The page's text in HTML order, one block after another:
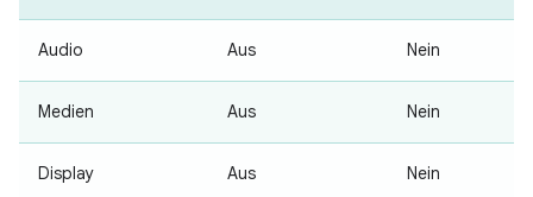
Audio Aus Nein
Medien Aus Nein
Display Aus Nein